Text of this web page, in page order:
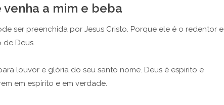
a mim e beba
ser preenchida por Jesus Cristo. Porque ele é o redentor e
Deus.
louvor e glória do seu santo nome. Deus é espirito e
em espírito e em verdade.